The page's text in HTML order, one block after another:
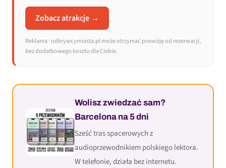
Zobacz atrakcje →
Reklama · odkrywcymiasta.pl może otrzymać prowizję od rezerwacji,
bez dodatkowego kosztu dla Ciebie.
Wolisz zwiedzać sam?
Barcelona na 5 dni
Sześć tras spacerowych z
audioprzewodnikiem polskiego lektora.
W telefonie, działa bez internetu.